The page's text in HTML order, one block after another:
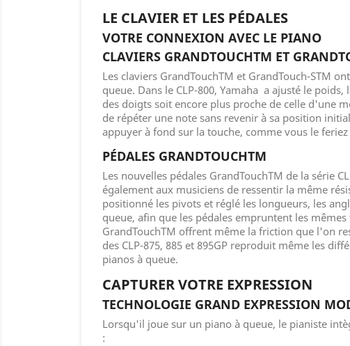
LE CLAVIER ET LES PÉDALES
VOTRE CONNEXION AVEC LE PIANO
CLAVIERS GRANDTOUCHTM ET
Les claviers GrandTouchTM et GrandTouch-STM
queue. Dans le CLP-800, Yamaha a ajusté le
des doigts soit encore plus proche de celle d'une
de répéter une note sans revenir à sa position
appuyer à fond sur la touche, comme vous le
PÉDALES GRANDTOUCHTM
Les nouvelles pédales GrandTouchTM de la série
également aux musiciens de ressentir la même
positionné les pivots et réglé les longueurs, les
queue, afin que les pédales empruntent les
GrandTouchTM offrent même la friction que l'on
des CLP-875, 885 et 895GP reproduit même les
pianos à queue.
CAPTURER VOTRE EXPRESSION
TECHNOLOGIE GRAND EXPRESSION
Lorsqu'il joue sur un piano à queue, le pianiste
: